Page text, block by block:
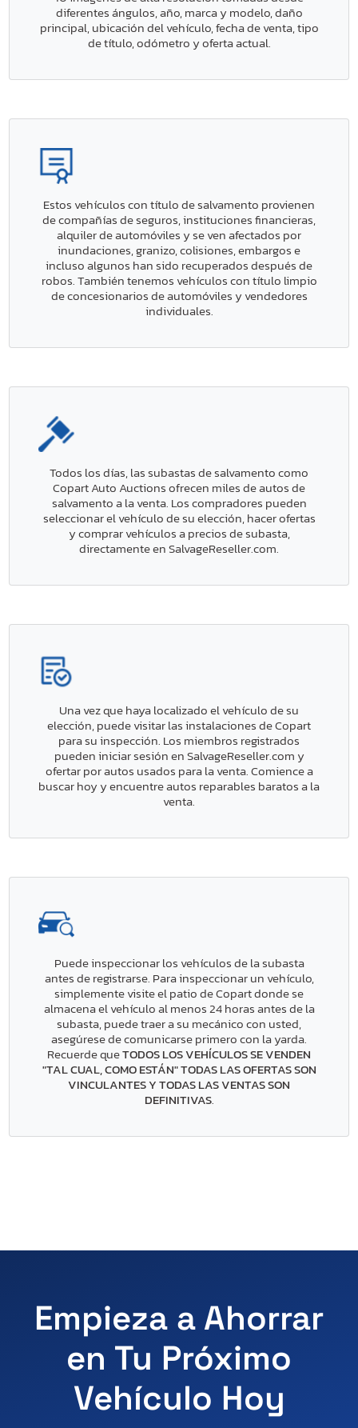
diferentes ángulos, año, marca y modelo, daño
principal, ubicación del vehículo, fecha de venta, tipo
de título, odómetro y oferta actual.
Estos vehículos con título de salvamento provienen
de compañías de seguros, instituciones financieras,
alquiler de automóviles y se ven afectados por
inundaciones, granizo, colisiones, embargos e
incluso algunos han sido recuperados después de
robos. También tenemos vehículos con título limpio
de concesionarios de automóviles y vendedores
individuales.
Todos los días, las subastas de salvamento como
Copart Auto Auctions ofrecen miles de autos de
salvamento a la venta. Los compradores pueden
seleccionar el vehículo de su elección, hacer ofertas
y comprar vehículos a precios de subasta,
directamente en SalvageReseller.com.
Una vez que haya localizado el vehículo de su
elección, puede visitar las instalaciones de Copart
para su inspección. Los miembros registrados
pueden iniciar sesión en SalvageReseller.com y
ofertar por autos usados para la venta. Comience a
buscar hoy y encuentre autos reparables baratos a la
venta.
Puede inspeccionar los vehículos de la subasta
antes de registrarse. Para inspeccionar un vehículo,
simplemente visite el patio de Copart donde se
almacena el vehículo al menos 24 horas antes de la
subasta, puede traer a su mecánico con usted,
asegúrese de comunicarse primero con la yarda.
Recuerde queTODOS LOS VEHÍCULOS SE VENDEN
"TAL CUAL, COMO ESTÁN" TODAS LAS OFERTAS SON
VINCULANTES Y TODAS LAS VENTAS SON
DEFINITIVAS.
Empieza a Ahorrar
en Tu Próximo
Vehículo Hoy